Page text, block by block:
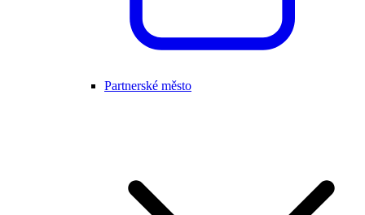
Partnerské město